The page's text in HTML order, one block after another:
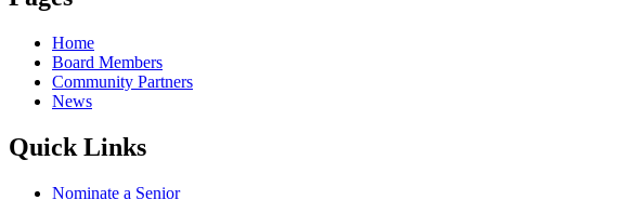
Home
Board Members
Community Partners
News
Quick Links
Nominate a Senior